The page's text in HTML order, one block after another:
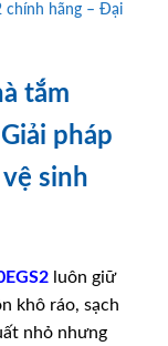
chính hãng – Đại
tắm
pháp
sinh
luôn giữ
khô ráo, sạch
nhỏ nhưng